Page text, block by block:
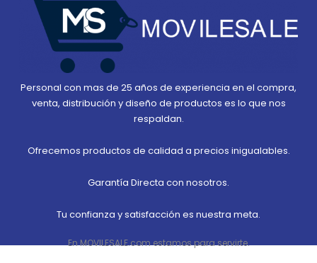
Personal con mas de 25 años de experiencia en el compra,
venta, distribución y diseño de productos es lo que nos
respaldan.
Ofrecemos productos de calidad a precios inigualables.
Garantía Directa con nosotros.
Tu confianza y satisfacción es nuestra meta.
En MOVILESALE.com estamos para servirte.